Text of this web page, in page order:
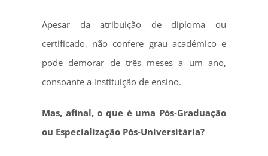
Apesar da atribuição de diploma ou
certificado, não confere grau académico e
pode demorar de três meses a um ano,
consoante a instituição de ensino.
Mas, afinal, o que é uma Pós-Graduação
ou Especialização Pós-Universitária?